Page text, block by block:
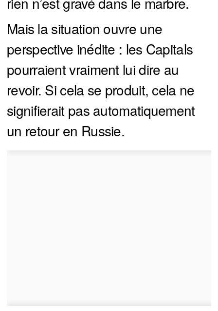
Mais la situation ouvre une
perspective inédite : les Capitals
pourraient vraiment lui dire au
revoir. Si cela se produit, cela ne
signifierait pas automatiquement
un retour en Russie.